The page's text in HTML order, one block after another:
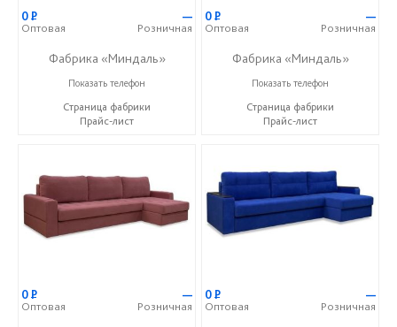
0Р
Оптовая
—
Розничная
Фабрика «Миндаль»
+7 (927) 630-62-82
Показать телефон
Страница фабрики
Прайс-лист
0Р
Оптовая
—
Розничная
Фабрика «Миндаль»
+7 (927) 630-62-82
Показать телефон
Страница фабрики
Прайс-лист
0Р
Оптовая
—
Розничная
0Р
Оптовая
—
Розничная